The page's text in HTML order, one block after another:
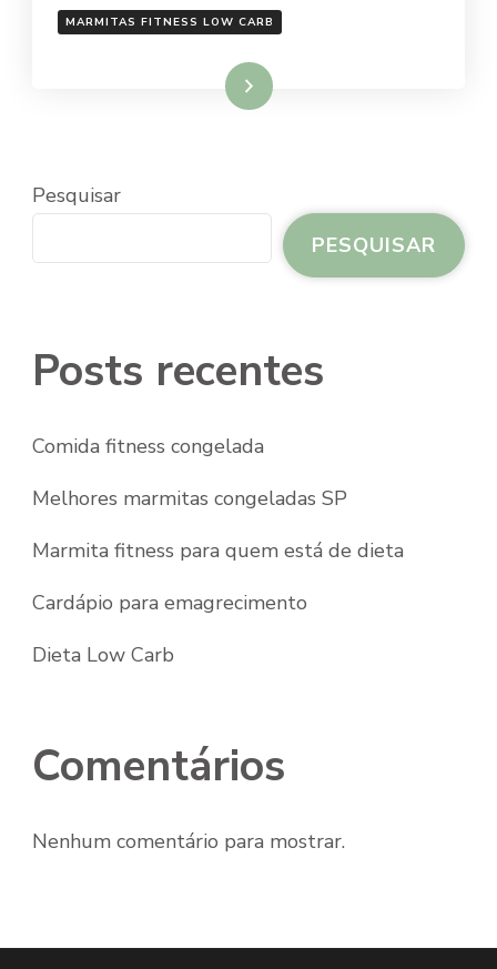
MARMITAS FITNESS LOW CARB
Ler mais
Pesquisar
PESQUISAR
Posts recentes
Comida fitness congelada
Melhores marmitas congeladas SP
Marmita fitness para quem está de dieta
Cardápio para emagrecimento
Dieta Low Carb
Comentários
Nenhum comentário para mostrar.